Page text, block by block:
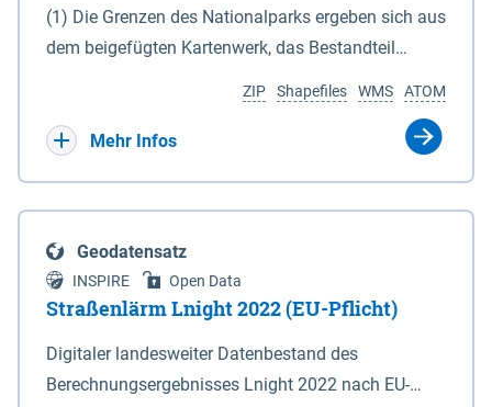
(1) Die Grenzen des Nationalparks ergeben sich aus
dem beigefügten Kartenwerk, das Bestandteil
(DTK) im Maßstab 1 : 100 000 (Anlage 2), 2.
verkleinerte Amtliche Karte 1 : 5 000 (AK5) im
projizierte Koordinaten im Europäischen
Terrestrischen Referenzsystem 1989 (ETRS 89) mit
der Universalen Transversalen Mercator-Abbildung
bezogen auf die Zone 32 N (UTM 32N) dargestellt
(Anlage 4); Gleiches gilt für die geografischen
ATOM
WMS
Shapefiles
ZIP
Mehr Infos
Geodatensatz
INSPIRE Open Data
Straßenlärm Lnight 2022 (EU-Pflicht)
Digitaler landesweiter Datenbestand des
Berechnungsergebnisses Lnight 2022 nach EU-